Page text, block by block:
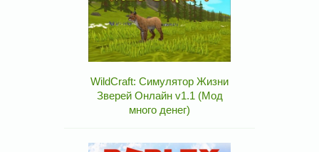
WildCraft: Симулятор Жизни
Зверей Онлайн v1.1 (Мод
много денег)